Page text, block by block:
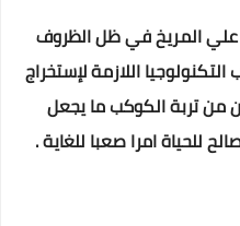
المريخ في ظل الظروف
اللازمة لإستخراج
من تربة الكوكب ما يجعل
للحياة امرا صعبا للغاية .